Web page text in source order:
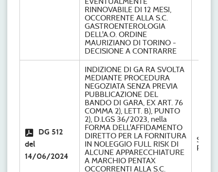
RINNOVABILE DI 12 MESI,
OCCORRENTE ALLA S.C.
GASTROENTEROLOGIA
DELL'A.O. ORDINE
MAURIZIANO DI TORINO -
DECISIONE A CONTRARRE
DG 512
del
14/06/2024
INDIZIONE DI GA RA SVOLTA
MEDIANTE PROCEDURA
NEGOZIATA SENZA PREVIA
PUBBLICAZIONE DEL
BANDO DI GARA, EX ART. 76
COMMA 2), LETT. B), PUNTO
2), D.LGS 36/2023, nella
FORMA DELL'AFFIDAMENTO
DIRETTO PER LA FORNITURA
IN NOLEGGIO FULL RISK DI
ALCUNE APPARECCHIATURE
A MARCHIO PENTAX
OCCORRENTI ALLA S.C.
S.C.